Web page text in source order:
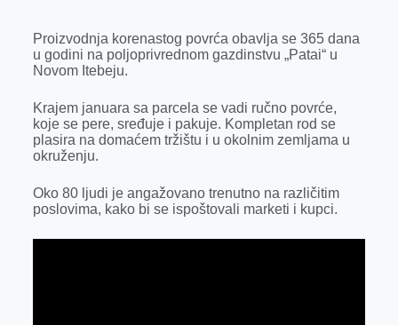
b
o
k
e
e
r
e
n
r
s
p
l
Proizvodnja korenastog povrća obavlja se 365 dana
u godini na poljoprivrednom gazdinstvu „Patai“ u
Novom Itebeju.
Krajem januara sa parcela se vadi ručno povrće,
koje se pere, sređuje i pakuje. Kompletan rod se
plasira na domaćem tržištu i u okolnim zemljama u
okruženju.
Oko 80 ljudi je angažovano trenutno na različitim
poslovima, kako bi se ispoštovali marketi i kupci.